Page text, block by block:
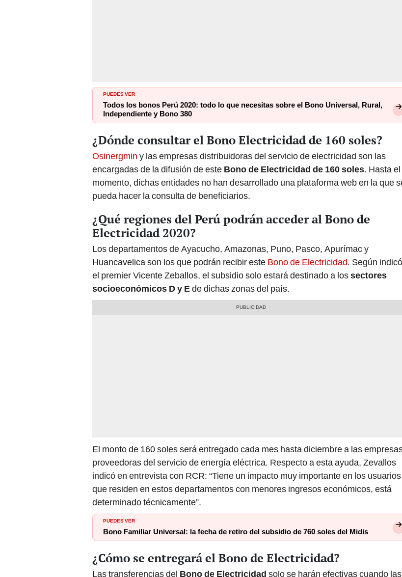
Todos los bonos Perú 2020: todo lo que necesitas sobre el Bono Universal, Rural,
Independiente y Bono 380
¿Dónde consultar el Bono Electricidad de 160 soles?
Osinergmin y las empresas distribuidoras del servicio de electricidad son las
encargadas de la difusión de esteBono de Electricidad de 160 soles. Hasta el
momento, dichas entidades no han desarrollado una plataforma web en la que se
pueda hacer la consulta de beneficiarios.
Electricidad 2020?
Los departamentos de Ayacucho, Amazonas, Puno, Pasco, Apurímac y
Huancavelica son los que podrán recibir esteBono de Electricidad. Según indicó
el premier Vicente Zeballos, el subsidio solo estará destinado a los sectores
socioeconómicos D y Ede dichas zonas del país.
proveedoras del servicio de energía eléctrica. Respecto a esta ayuda, Zevallos
indicó en entrevista con RCR: “Tiene un impacto muy importante en los usuarios
que residen en estos departamentos con menores ingresos económicos, está
determinado técnicamente”.
PUEDES VER
Bono Familiar Universal: la fecha de retiro del subsidio de 760 soles del Midis
¿Cómo se entregará el Bono de Electricidad?
Las transferencias delBono de Electricidad solo se harán efectivas cuando las
empresas que brindan el servicio de electricidad elaboren una base de datos. Así